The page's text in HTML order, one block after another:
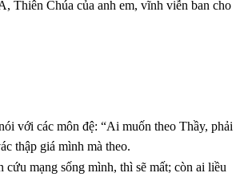
Thiên Chúa của anh em, vĩnh viễn ban cho
với các môn đệ: “Ai muốn theo Thầy, phải
thập giá mình mà theo.
cứu mạng sống mình, thì sẽ mất; còn ai liều